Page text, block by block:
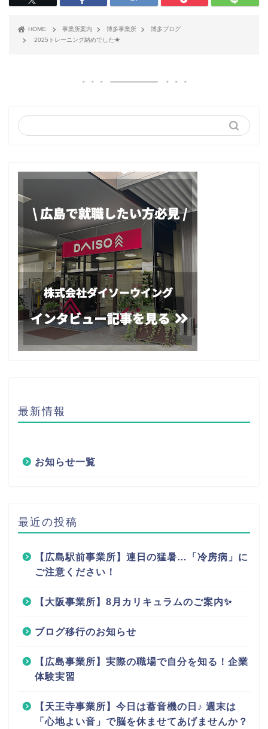
HOME 事業所案内 博多事業所
博多ブログ
2025トレーニング納めでした☀
最新情報
お知らせ一覧
最近の投稿
【広島駅前事業所】連日の猛暑…「冷房病」に
ご注意ください！
【大阪事業所】8月カリキュラムのご案内✨
ブログ移行のお知らせ
【広島事業所】実際の職場で自分を知る！企業
体験実習
【天王寺事業所】今日は蓄音機の日♪ 週末は
「心地よい音」で脳を休ませてあげませんか？